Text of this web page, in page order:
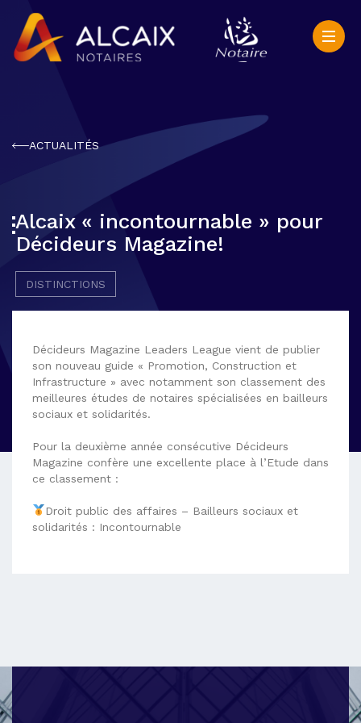
ACTUALITÉS
Alcaix « incontournable » pour
Décideurs Magazine!
DISTINCTIONS
Décideurs Magazine Leaders League vient de publier
son nouveau guide « Promotion, Construction et
Infrastructure » avec notamment son classement des
meilleures études de notaires spécialisées en bailleurs
sociaux et solidarités.
Pour la deuxième année consécutive Décideurs
Magazine confère une excellente place à l’Etude dans
ce classement :
Droit public des affaires – Bailleurs sociaux et
solidarités : Incontournable